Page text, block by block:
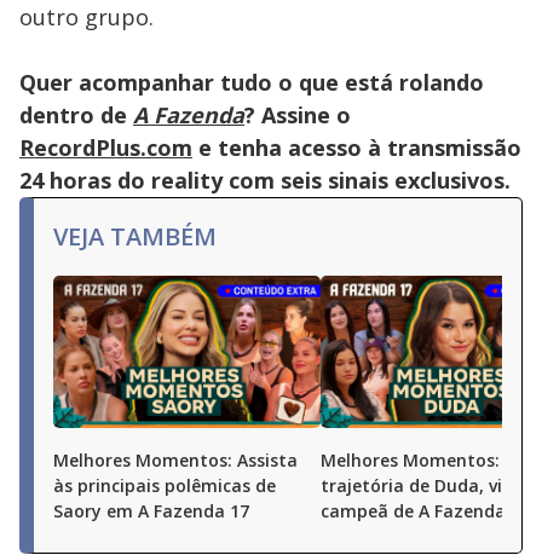
outro grupo.
Quer acompanhar tudo o que está rolando
dentro de A Fazenda? Assine o
RecordPlus.com e tenha acesso à transmissão
24 horas do reality com seis sinais exclusivos.
VEJA TAMBÉM
Melhores Momentos: Assista
às principais polêmicas de
Saory em A Fazenda 17
Melhores Momentos:
trajetória de Duda, vice-
campeã de A Fazenda 17